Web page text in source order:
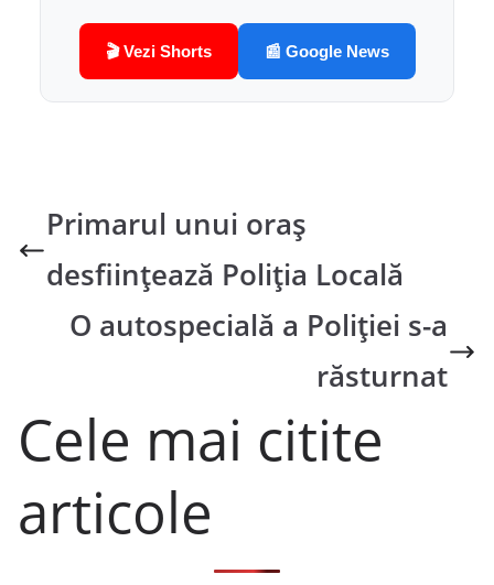
🎬 Vezi Shorts 📰 Google News
Primarul unui oraș
desființează Poliția Locală
O autospecială a Poliției s-a
răsturnat
Cele mai citite
articole